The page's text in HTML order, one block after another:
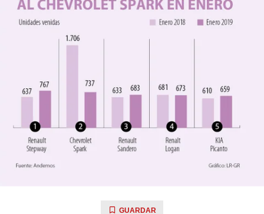
GUARDAR